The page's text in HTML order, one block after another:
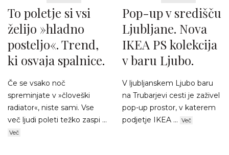
To poletje si vsi
želijo »hladno
posteljo«. Trend,
ki osvaja spalnice.
Če se vsako noč
spreminjate v »človeški
radiator«, niste sami. Vse
več ljudi poleti težko zaspi ...
Več
Pop-up v središču
Ljubljane. Nova
IKEA PS kolekcija
v baru Ljubo.
V ljubljanskem Ljubo baru
na Trubarjevi cesti je zaživel
pop-up prostor, v katerem
podjetje IKEA ... Več